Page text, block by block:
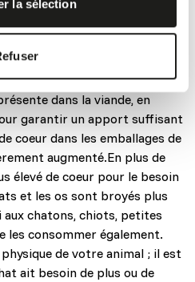
la sélection
signifie : un pur mangeur de
etc.). La taurine doit
de son alimentation,
produit lui-même la taurine. La
dans la viande, en
garantir un apport suffisant
coeur dans les emballages de
augmenté.En plus de
élevé de coeur pour le besoin
et les os sont broyés plus
chatons, chiots, petites
les consommer également.
de votre animal ; il est
ait besoin de plus ou de